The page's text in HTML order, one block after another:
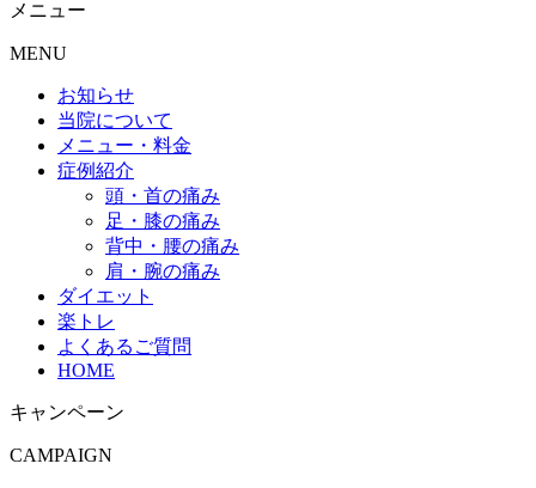
メニュー
MENU
お知らせ
当院について
メニュー・料金
症例紹介
頭・首の痛み
足・膝の痛み
背中・腰の痛み
肩・腕の痛み
ダイエット
楽トレ
よくあるご質問
HOME
キャンペーン
CAMPAIGN